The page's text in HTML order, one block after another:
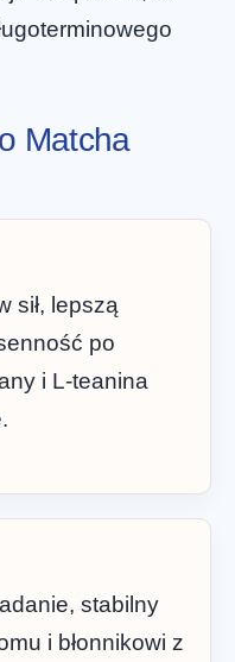
Matcha
sił, lepszą
po
i L-teanina
stabilny
i błonnikowi z